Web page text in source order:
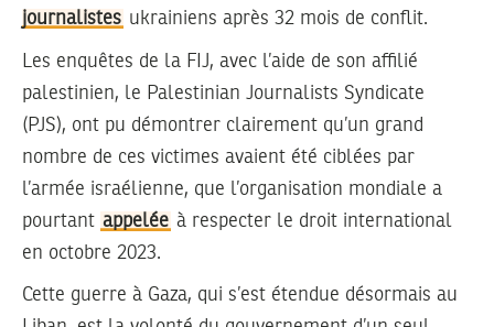
journalistes ukrainiens après 32 mois de conflit.
Les enquêtes de la FIJ, avec l’aide de son affilié
palestinien, le Palestinian Journalists Syndicate
(PJS), ont pu démontrer clairement qu’un grand
nombre de ces victimes avaient été ciblées par
l’armée israélienne, que l’organisation mondiale a
pourtant appelée à respecter le droit international
en octobre 2023.
Cette guerre à Gaza, qui s’est étendue désormais au